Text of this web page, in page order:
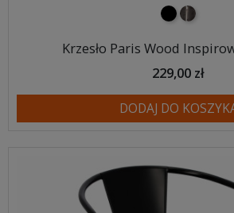
czarnymetalowy
Krzesło Paris Wood
229,00 zł
DODAJ DO